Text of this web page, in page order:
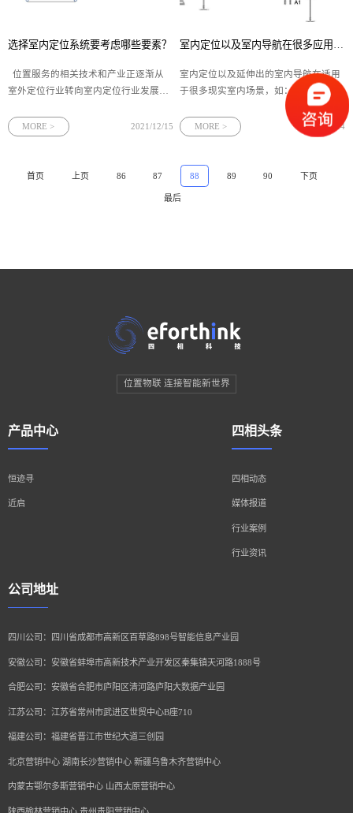
选择室内定位系统要考虑哪些要素？
位置服务的相关技术和产业正逐渐从
室外定位行业转向室内定位行业发展，
务。比如作为室外定位技术的位置信息
人导引车等）位置跟踪与导向、
MORE > 2021/12/15
室内定位以及延伸出的室内导航在适用
于很多现实室内场景，如：1、大型商
超中的室内定位在移动互联网与大数据
时代，商场的管理者已经意识到要想在
数据体现了顾客的购物偏好，而用户在
MORE > 2021/12/14
首页 上页 86 87 88 89 90 下页
最后
位置物联 连接智能新世界
产品中心
恒迹寻
近启
四相头条
四相动态
媒体报道
行业案例
行业资讯
公司地址
四川公司：四川省成都市高新区百草路898号智能信息产业园
安徽公司：安徽省蚌埠市高新技术产业开发区秦集镇天河路1888号
合肥公司：安徽省合肥市庐阳区清河路庐阳大数据产业园
江苏公司：江苏省常州市武进区世贸中心B座710
福建公司：福建省晋江市世纪大道三创园
北京营销中心 湖南长沙营销中心 新疆乌鲁木齐营销中心
内蒙古鄂尔多斯营销中心 山西太原营销中心